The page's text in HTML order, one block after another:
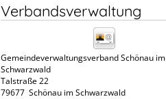
Verbandsverwaltung
Gemeindeverwaltungsverband Schönau im
Schwarzwald
Talstraße 22
79677 Schönau im Schwarzwald